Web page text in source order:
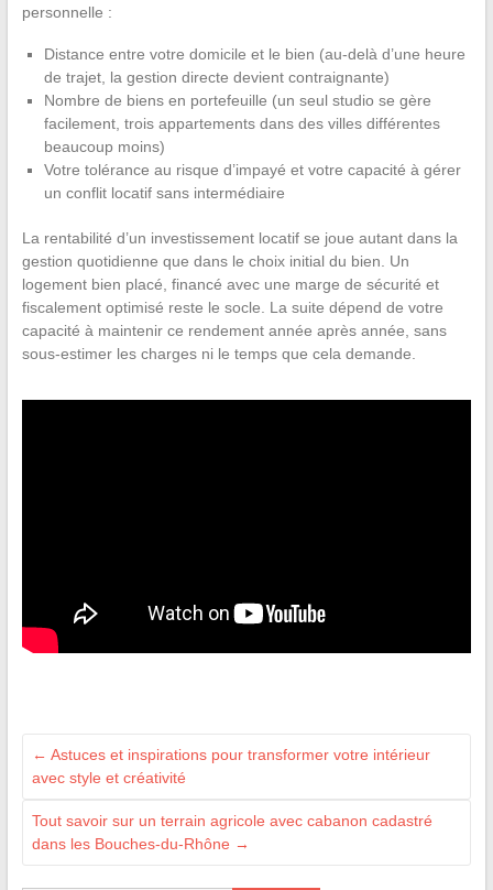
personnelle :
Distance entre votre domicile et le bien (au-delà d’une heure
de trajet, la gestion directe devient contraignante)
Nombre de biens en portefeuille (un seul studio se gère
facilement, trois appartements dans des villes différentes
beaucoup moins)
Votre tolérance au risque d’impayé et votre capacité à gérer
un conflit locatif sans intermédiaire
La rentabilité d’un investissement locatif se joue autant dans la
gestion quotidienne que dans le choix initial du bien. Un
logement bien placé, financé avec une marge de sécurité et
fiscalement optimisé reste le socle. La suite dépend de votre
capacité à maintenir ce rendement année après année, sans
sous-estimer les charges ni le temps que cela demande.
← Astuces et inspirations pour transformer votre intérieur
avec style et créativité
Tout savoir sur un terrain agricole avec cabanon cadastré
dans les Bouches-du-Rhône →